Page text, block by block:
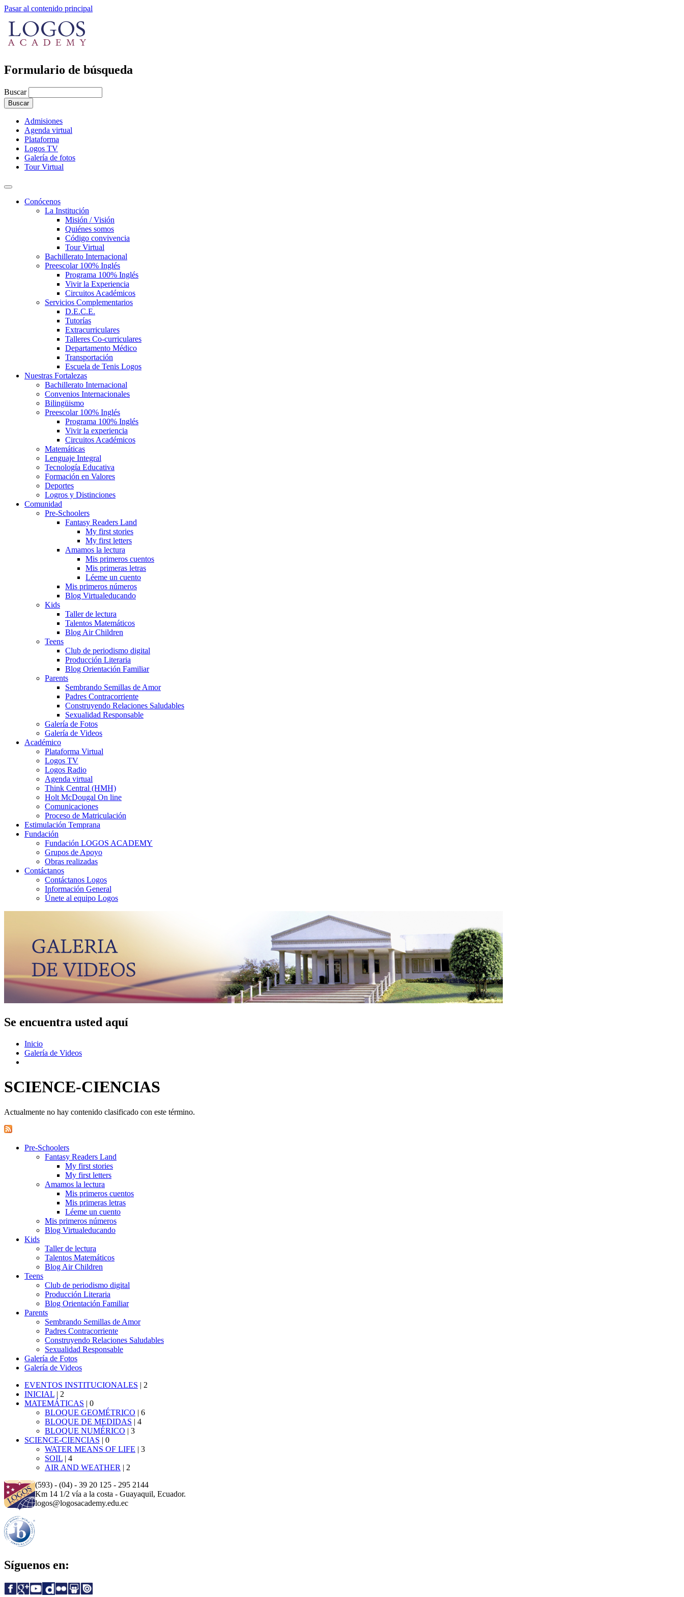
Pasar al contenido principal
Formulario de búsqueda
Buscar
Admisiones
Agenda virtual
Plataforma
Logos TV
Galería de fotos
Tour Virtual
Conócenos
La Institución
Misión / Visión
Quiénes somos
Código convivencia
Tour Virtual
Bachillerato Internacional
Preescolar 100% Inglés
Programa 100% Inglés
Vivir la Experiencia
Circuitos Académicos
Servicios Complementarios
D.E.C.E.
Tutorías
Extracurriculares
Talleres Co-curriculares
Departamento Médico
Transportación
Escuela de Tenis Logos
Nuestras Fortalezas
Bachillerato Internacional
Convenios Internacionales
Bilingüismo
Preescolar 100% Inglés
Programa 100% Inglés
Vivir la experiencia
Circuitos Académicos
Matemáticas
Lenguaje Integral
Tecnología Educativa
Formación en Valores
Deportes
Logros y Distinciones
Comunidad
Pre-Schoolers
Fantasy Readers Land
My first stories
My first letters
Amamos la lectura
Mis primeros cuentos
Mis primeras letras
Léeme un cuento
Mis primeros números
Blog Virtualeducando
Kids
Taller de lectura
Talentos Matemáticos
Blog Air Children
Teens
Club de periodismo digital
Producción Literaria
Blog Orientación Familiar
Parents
Sembrando Semillas de Amor
Padres Contracorriente
Construyendo Relaciones Saludables
Sexualidad Responsable
Galería de Fotos
Galería de Videos
Académico
Plataforma Virtual
Logos TV
Logos Radio
Agenda virtual
Think Central (HMH)
Holt McDougal On line
Comunicaciones
Proceso de Matriculación
Estimulación Temprana
Fundación
Fundación LOGOS ACADEMY
Grupos de Apoyo
Obras realizadas
Contáctanos
Contáctanos Logos
Información General
Únete al equipo Logos
Se encuentra usted aquí
Inicio
Galería de Videos
SCIENCE-CIENCIAS
Actualmente no hay contenido clasificado con este término.
Pre-Schoolers
Fantasy Readers Land
My first stories
My first letters
Amamos la lectura
Mis primeros cuentos
Mis primeras letras
Léeme un cuento
Mis primeros números
Blog Virtualeducando
Kids
Taller de lectura
Talentos Matemáticos
Blog Air Children
Teens
Club de periodismo digital
Producción Literaria
Blog Orientación Familiar
Parents
Sembrando Semillas de Amor
Padres Contracorriente
Construyendo Relaciones Saludables
Sexualidad Responsable
Galería de Fotos
Galería de Videos
EVENTOS INSTITUCIONALES | 2
INICIAL | 2
MATEMÁTICAS | 0
BLOQUE GEOMÉTRICO | 6
BLOQUE DE MEDIDAS | 4
BLOQUE NUMÉRICO | 3
SCIENCE-CIENCIAS | 0
WATER MEANS OF LIFE | 3
SOIL | 4
AIR AND WEATHER | 2
(593) - (04) - 39 20 125 - 295 2144
Km 14 1/2 vía a la costa - Guayaquil, Ecuador.
logos@logosacademy.edu.ec
Síguenos en: